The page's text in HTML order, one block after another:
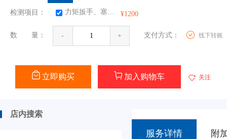
检测项目： 力矩扳手、塞尺、数显卡尺计量校准 ¥1200
数 量： - + 支付方式： 线下转账
立即购买 加入购物车 关注
店内搜索
服务详情 附